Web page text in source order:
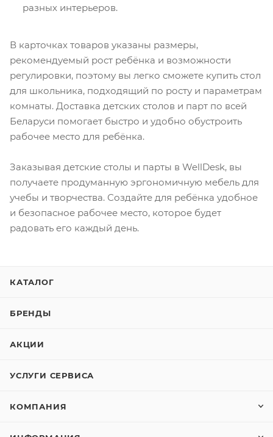
разных интерьеров.
В карточках товаров указаны размеры,
рекомендуемый рост ребёнка и возможности
регулировки, поэтому вы легко сможете купить стол
для школьника, подходящий по росту и параметрам
комнаты. Доставка детских столов и парт по всей
Беларуси помогает быстро и удобно обустроить
рабочее место для ребёнка.
Заказывая детские столы и парты в WellDesk, вы
получаете продуманную эргономичную мебель для
учебы и творчества. Создайте для ребёнка удобное
и безопасное рабочее место, которое будет
радовать его каждый день.
КАТАЛОГ
БРЕНДЫ
АКЦИИ
УСЛУГИ СЕРВИСА
КОМПАНИЯ